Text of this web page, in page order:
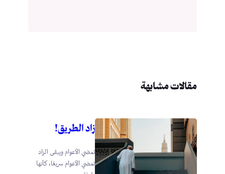
مقالات مشابهة
زاد الطريق!
تمضي الأعوام ويبقى الزاد
تمضي الأعوام سريعًا، كأنها